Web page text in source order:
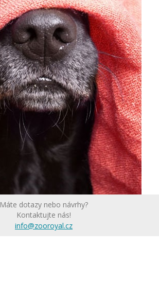
Máte dotazy nebo návrhy?
Kontaktujte nás!
info@zooroyal.cz